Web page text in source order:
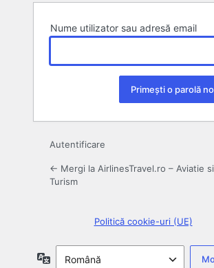
Nume utilizator sau adresă email
Autentificare
← Mergi la AirlinesTravel.ro – Aviatie si
Turism
Politică cookie-uri (UE)
Limbă